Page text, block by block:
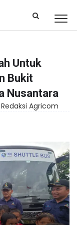
Untuk
Bukit
Nusantara
Agricom